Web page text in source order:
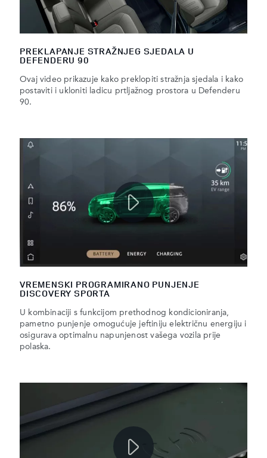
PREKLAPANJE STRAŽNJEG SJEDALA U
DEFENDERU 90
Ovaj video prikazuje kako preklopiti stražnja sjedala i kako
postaviti i ukloniti ladicu prtljažnog prostora u Defenderu
90.
VREMENSKI PROGRAMIRANO PUNJENJE
DISCOVERY SPORTA
U kombinaciji s funkcijom prethodnog kondicioniranja,
pametno punjenje omogućuje jeftiniju električnu energiju i
osigurava optimalnu napunjenost vašega vozila prije
polaska.